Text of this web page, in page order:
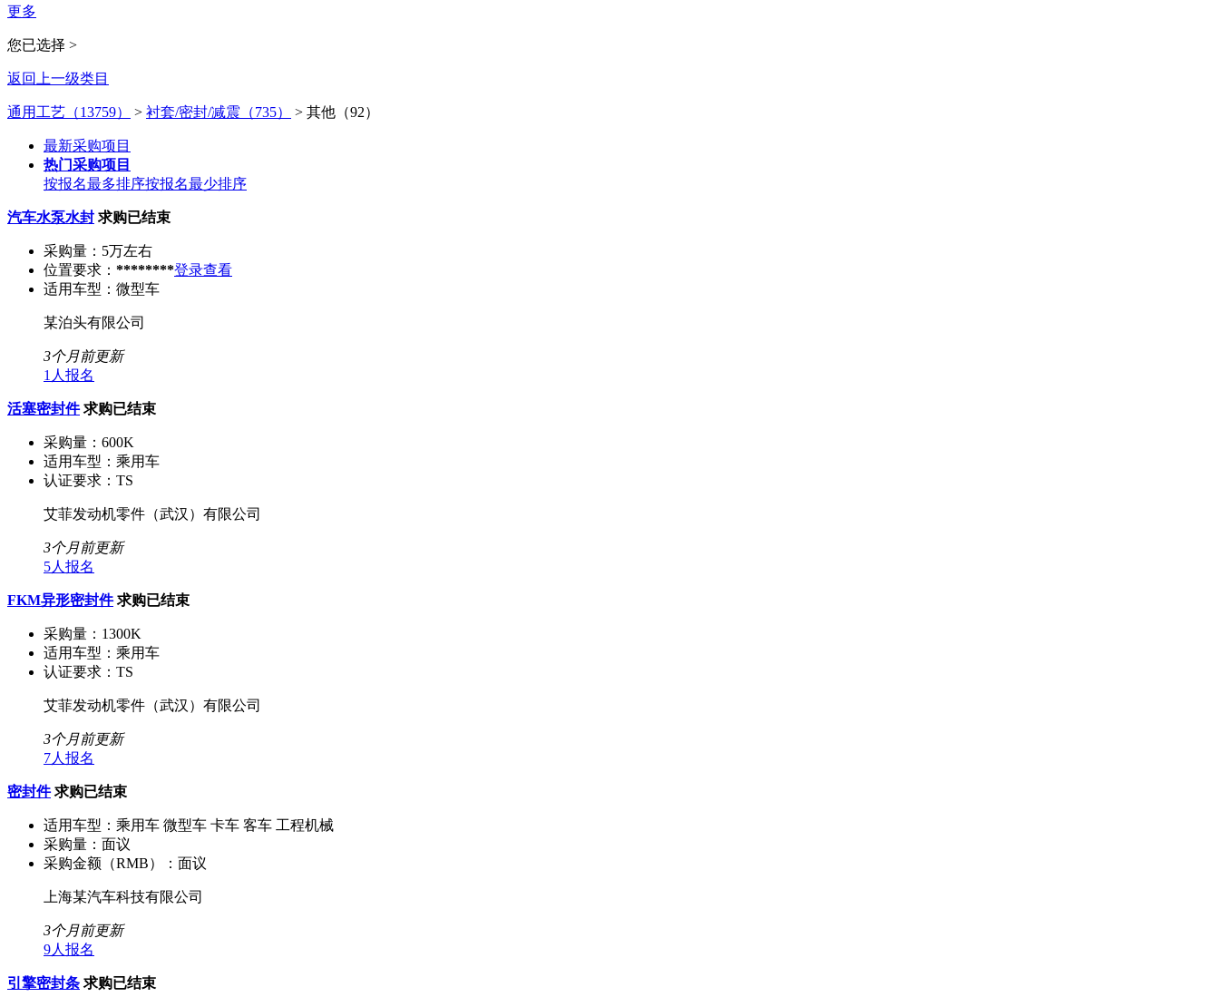
更多
您已选择 >
返回上一级类目
通用工艺（13759） > 衬套/密封/减震（735） > 其他（92）
最新采购项目
热门采购项目
按报名最多排序按报名最少排序
汽车水泵水封 求购已结束
采购量： 5万左右
位置要求： ********登录查看
适用车型： 微型车
某泊头有限公司
3个月前更新
1人报名
活塞密封件 求购已结束
采购量： 600K
适用车型： 乘用车
认证要求： TS
艾菲发动机零件（武汉）有限公司
3个月前更新
5人报名
FKM异形密封件 求购已结束
采购量： 1300K
适用车型： 乘用车
认证要求： TS
艾菲发动机零件（武汉）有限公司
3个月前更新
7人报名
密封件 求购已结束
适用车型： 乘用车 微型车 卡车 客车 工程机械
采购量： 面议
采购金额（RMB）： 面议
上海某汽车科技有限公司
3个月前更新
9人报名
引擎密封条 求购已结束